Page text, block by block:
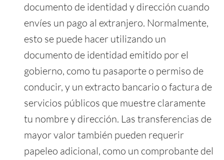
documento de identidad y dirección cuando
envíes un pago al extranjero. Normalmente,
esto se puede hacer utilizando un
documento de identidad emitido por el
gobierno, como tu pasaporte o permiso de
conducir, y un extracto bancario o factura de
servicios públicos que muestre claramente
tu nombre y dirección. Las transferencias de
mayor valor también pueden requerir
papeleo adicional, como un comprobante del